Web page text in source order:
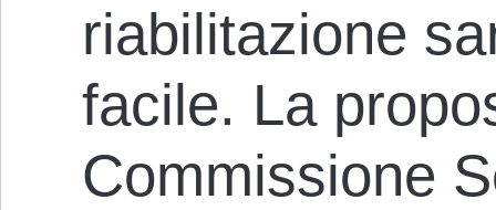
riabilitazione
facile. La
Commissione